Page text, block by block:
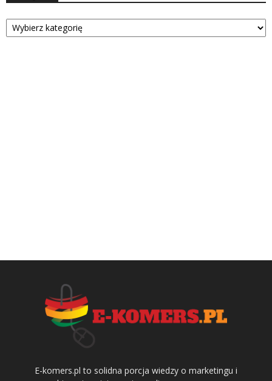
Kategorie
E-komers.pl to solidna porcja wiedzy o marketingu i